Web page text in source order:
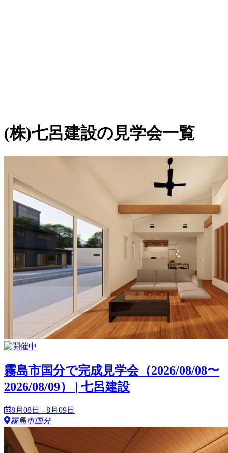
(株)七呂建設の見学会一覧
霧島市国分で完成見学会（2026/08/08〜
2026/08/09） | 七呂建設
8月08日 - 8月09日
霧島市国分